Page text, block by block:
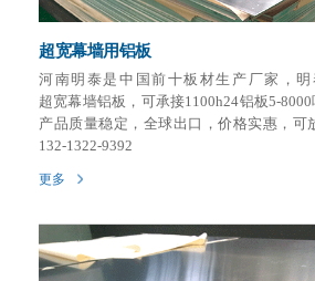
超宽幕墙用铝板
河南明泰是中国前十板材生产厂家，明
超宽幕墙铝板，可承接1100h24铝板5-8000
产品质量稳定，全球出口，价格实惠，可
132-1322-9392
更多